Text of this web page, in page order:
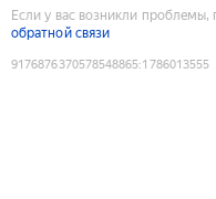
Если у вас возникли проблемы,
обратной связи
9176876370578548865:1786013555